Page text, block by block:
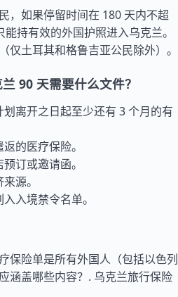
，如果停留时间在 180 天内不超
持有效的外国护照进入乌克兰。
仅土耳其和格鲁吉亚公民除外）。
90 天需要什么文件？
离开之日起至少还有 3 个月的有
的医疗保险。
订或邀请函。
源。
入境禁令名单。
保险单是所有外国人（包括以色列
涵盖哪些内容？. 乌克兰旅行保险